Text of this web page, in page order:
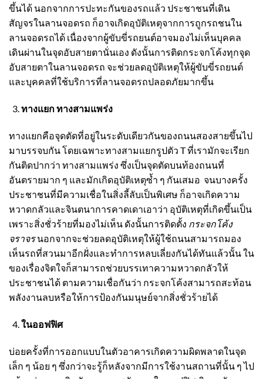
ขึ้นได้ นอกจากการปะทะกันของรถแล้ว ประชาชนที่เดิน
สัญจรในลานจอดรถ ก็อาจเกิดอุบัติเหตุจากการถูกรถชนใน
ลานจอดรถได้ เนื่องจากผู้ขับขี่รถยนต์อาจมองไม่เห็นบุคคล
เดินผ่านในจุดอับสายตานั่นเอง ดังนั้นการติดกระจกโค้งทุกจุด
อับสายตาในลานจอดรถ จะช่วยลดอุบัติเหตุให้ผู้ขับขี่รถยนต์
และบุคคลที่ใช้บริการที่ลานจอดรถปลอดภัยมากขึ้น
ทางแยก ทางสามแพร่ง
ทางแยกคือจุดตัดที่อยู่ในระดับเดียวกันของถนนสองสายขึ้นไป
มาบรรจบกัน โดยเฉพาะทางสามแยกรูปตัว T ที่เรามักจะเรียก
กันติดปากว่า ทางสามแพร่ง ซึ่งเป็นจุดตัดบนท้องถนนที่
อันตรายมาก ๆ และมักเกิดอุบัติเหตุซ้ำ ๆ กันเสมอ จนบางครั้ง
ประชาชนที่มีความเชื่อในสิ่งลี้ลับเป็นพิเศษ ก็อาจเกิดความ
หวาดกลัวและจินตนาการคาดเดาเอาว่า อุบัติเหตุที่เกิดขึ้นเป็น
เพราะสิ่งชั่วร้ายที่มองไม่เห็น ดังนั้นการติดตั้ง กระจกโค้ง
จราจรนอกจากจะช่วยลดอุบัติเหตุให้ผู้ใช้ถนนสามารถมอง
เห็นรถที่สวนมาอีกฝั่งและทำการหลบเลี่ยงกันได้ทันแล้วนั้น ใน
ของเรื่องจิตใจก็สามารถช่วยบรรเทาความหวาดกลัวให้
ประชาชนได้ ตามความเชื่อกันว่า กระจกโค้งสามารถสะท้อน
พลังงานลบหรือให้การป้องกันมนุษย์จากสิ่งชั่วร้ายได้
ในออฟฟิศ
บ่อยครั้งที่การออกแบบในตัวอาคารเกิดความผิดพลาดในจุด
เล็ก ๆ น้อย ๆ ซึ่งกว่าจะรู้ก็หลังจากมีการใช้งานสถานที่นั้น ๆ ไป